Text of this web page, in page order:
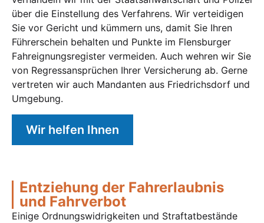
über die Einstellung des Verfahrens. Wir verteidigen
Sie vor Gericht und kümmern uns, damit Sie Ihren
Führerschein behalten und Punkte im Flensburger
Fahreignungsregister vermeiden. Auch wehren wir Sie
von Regressansprüchen Ihrer Versicherung ab. Gerne
vertreten wir auch Mandanten aus Friedrichsdorf und
Umgebung.
Wir helfen Ihnen
Entziehung der Fahrerlaubnis
und Fahrverbot
Einige Ordnungswidrigkeiten und Straftatbestände